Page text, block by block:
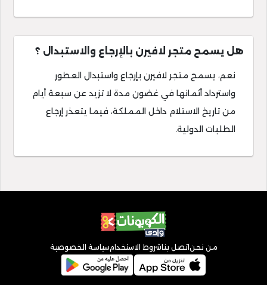
هل يسمح متجر لافيرن بالإرجاع والاستبدال ؟
نعم، يسمح متجر لافيرن بإرجاع واستبدال العطور
واسترداد أثمانها في غضون مدة لا تزيد عن سبعة أيام
من تاريخ الاستلام داخل المملكة، فيما يتعذر إرجاع
الطلبات الدولية.
من نحن اتصل بنا شروط الاستخدامسياسة الخصوصية